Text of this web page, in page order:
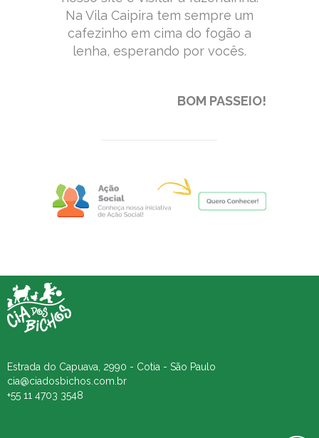
Na Vila Caipira tem sempre um
cafezinho em cima do fogão a
lenha, esperando por vocês.
BOM PASSEIO!
Estrada do Capuava, 2990 - Cotia - São Paulo
cia@ciadosbichos.com.br
+55 11 4703 3548